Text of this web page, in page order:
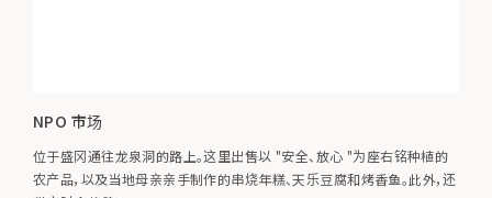
NPO 市场
位于盛冈通往龙泉洞的路上。这里出售以 "安全、放心 "为座右铭种植的
农产品，以及当地母亲亲手制作的串烧年糕、天乐豆腐和烤香鱼。此外，还